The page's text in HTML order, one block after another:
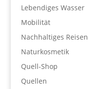
Lebendiges Wasser
Mobilität
Nachhaltiges Reisen
Naturkosmetik
Quell-Shop
Quellen